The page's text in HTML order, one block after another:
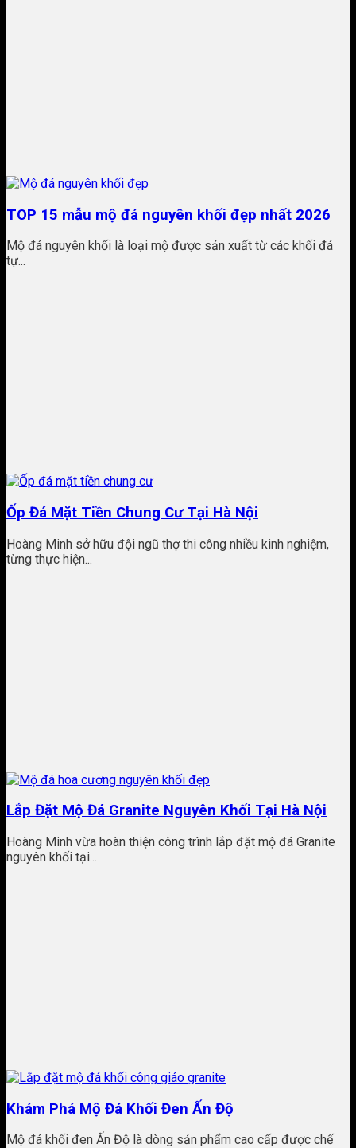
TOP 15 mẫu mộ đá nguyên khối đẹp nhất 2026
Mộ đá nguyên khối là loại mộ được sản xuất từ các khối đá
tự...
Ốp Đá Mặt Tiền Chung Cư Tại Hà Nội
Hoàng Minh sở hữu đội ngũ thợ thi công nhiều kinh nghiệm,
từng thực hiện...
Lắp Đặt Mộ Đá Granite Nguyên Khối Tại Hà Nội
Hoàng Minh vừa hoàn thiện công trình lắp đặt mộ đá Granite
nguyên khối tại...
Khám Phá Mộ Đá Khối Đen Ấn Độ
Mộ đá khối đen Ấn Độ là dòng sản phẩm cao cấp được chế